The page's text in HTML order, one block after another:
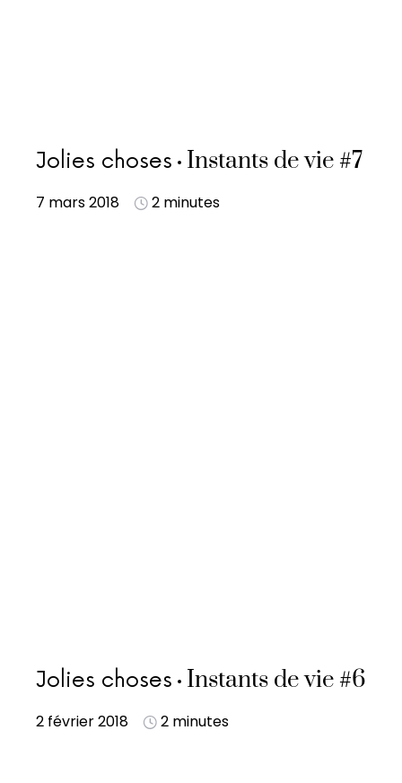
Jolies choses Instants de vie #7
7 mars 2018 2 minutes
Jolies choses Instants de vie #6
2 février 2018 2 minutes